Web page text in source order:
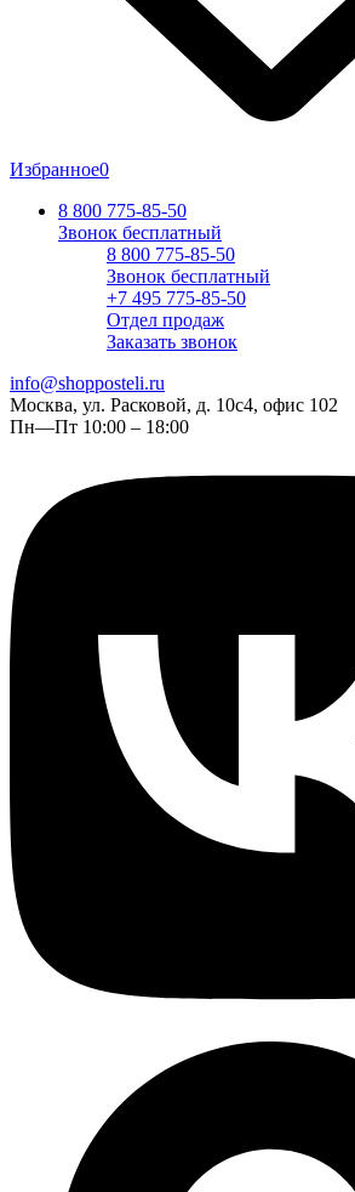
Избранное0
8 800 775-85-50
Звонок бесплатный
8 800 775-85-50
Звонок бесплатный
+7 495 775-85-50
Отдел продаж
Заказать звонок
info@shopposteli.ru
Москва, ул. Расковой, д. 10с4, офис 102
Пн—Пт 10:00 – 18:00